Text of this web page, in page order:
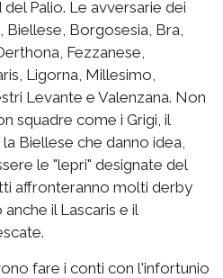
Palio. Le avversarie dei
Biellese, Borgosesia, Bra,
Fezzanese,
Ligorna, Millesimo,
Levante e Valenzana. Non
squadre come i Grigi, il
Biellese che danno idea,
le "lepri" designate del
affronteranno molti derby
il Lascaris e il
fare i conti con l'infortunio